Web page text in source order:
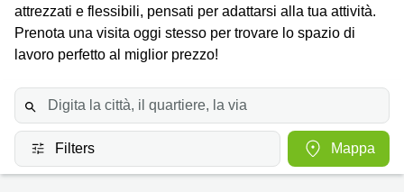
Business
Coworking
Sala
Riunioni
Ufficio
Virtuale
Palermo
Torino
Firenze
Padova
Coworking
Uffici
affitto a
Vicenza
Coworking
Palermo
Uffici
Prezzo
Accesso
attrezzati e flessibili, pensati per adattarsi alla tua attività.
Prenota una visita oggi stesso per trovare lo spazio di
lavoro perfetto al miglior prezzo!
Filters Mappa